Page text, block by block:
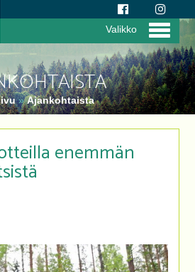
»Ajankohtaista
Valikko
enemmän